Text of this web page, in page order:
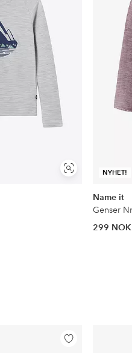
Vis
lignende
NYHET!
Name it
299 NOK
Legg